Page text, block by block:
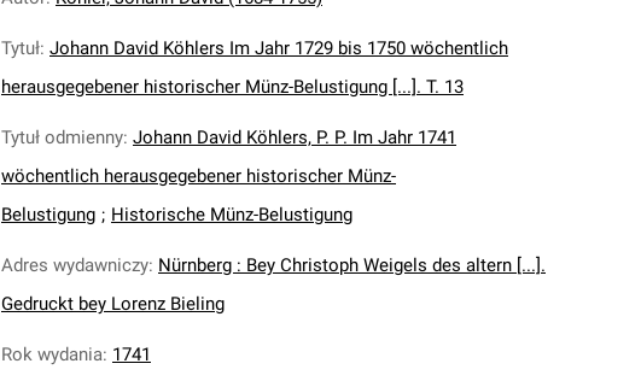
Tytuł: Johann David Köhlers Im Jahr 1729 bis 1750 wöchentlich
herausgegebener historischer Münz-Belustigung [...]. T. 13
Tytuł odmienny: Johann David Köhlers, P. P. Im Jahr 1741
wöchentlich herausgegebener historischer Münz-
Belustigung ; Historische Münz-Belustigung
Adres wydawniczy: Nürnberg : Bey Christoph Weigels des altern [...].
Gedruckt bey Lorenz Bieling
Rok wydania: 1741